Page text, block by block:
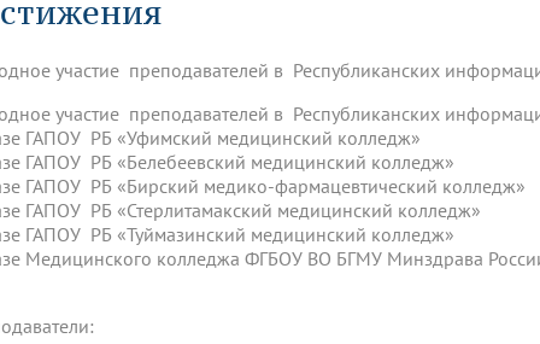
программа развития
граждан Фотогалерея
картой Реорганизация вуза
медицинский кластер
«Нижневолжский»
для студентов Я-профессионал
Социальная работа в системе
исследования и
ЛЭК
Аспирантура
мегагранта Полезные интернет-ссылки
университетов
Управление инновационной
деятельности
БГМУ Евразийский НОЦ
обучающихся БГМУ
БГМУ - ВУЗ здорового образа
90 лет Университету 85 лет
отделение «Движение
БГМУ
Альманах "Исторический
участие преподавателей в Республиканских
участие преподавателей в Республиканских
ГАПОУ РБ «Уфимский медицинский колледж»
ГАПОУ РБ «Белебеевский медицинский колледж»
ГАПОУ РБ «Бирский медико-фармацевтический колледж»
ГАПОУ РБ «Стерлитамакский медицинский колледж»
ГАПОУ РБ «Туймазинский медицинский колледж»
Медицинского колледжа ФГБОУ ВО БГМУ Минздрава